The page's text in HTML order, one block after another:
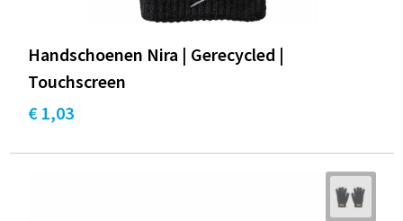
Handschoenen Nira | Gerecycled |
Touchscreen
€ 1,03